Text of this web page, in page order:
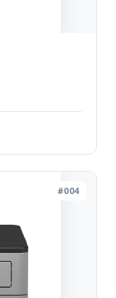
#004